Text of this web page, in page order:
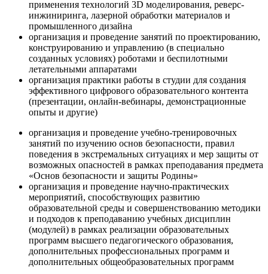
применения технологий 3D моделирования, реверс-
инжиниринга, лазерной обработки материалов и
промышленного дизайна
организация и проведение занятий по проектированию,
конструированию и управлению (в специально
созданных условиях) роботами и беспилотными
летательными аппаратами
организация практики работы в студии для создания
эффективного цифрового образовательного контента
(презентации, онлайн-вебинары, демонстрационные
опыты и другие)
организация и проведение учебно-тренировочных
занятий по изучению основ безопасности, правил
поведения в экстремальных ситуациях и мер защиты от
возможных опасностей в рамках преподавания предмета
«Основ безопасности и защиты Родины»
организация и проведение научно-практических
мероприятий, способствующих развитию
образовательной среды и совершенствованию методики
и подходов к преподаванию учебных дисциплин
(модулей) в рамках реализации образовательных
программ высшего педагогического образования,
дополнительных профессиональных программ и
дополнительных общеобразовательных программ